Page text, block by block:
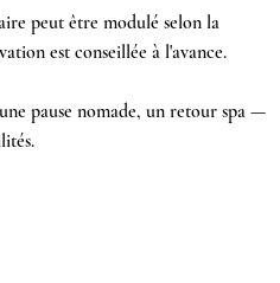
peut être modulé selon la
est conseillée à l'avance.
pause nomade, un retour spa —